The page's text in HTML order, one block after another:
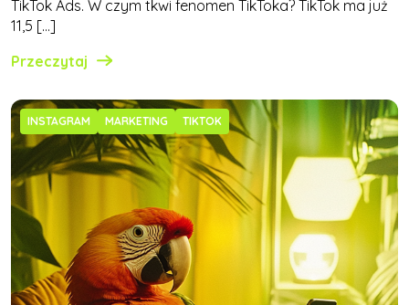
TikTok Ads. W czym tkwi fenomen TikToka? TikTok ma już
11,5 […]
Przeczytaj
INSTAGRAM MARKETING TIKTOK